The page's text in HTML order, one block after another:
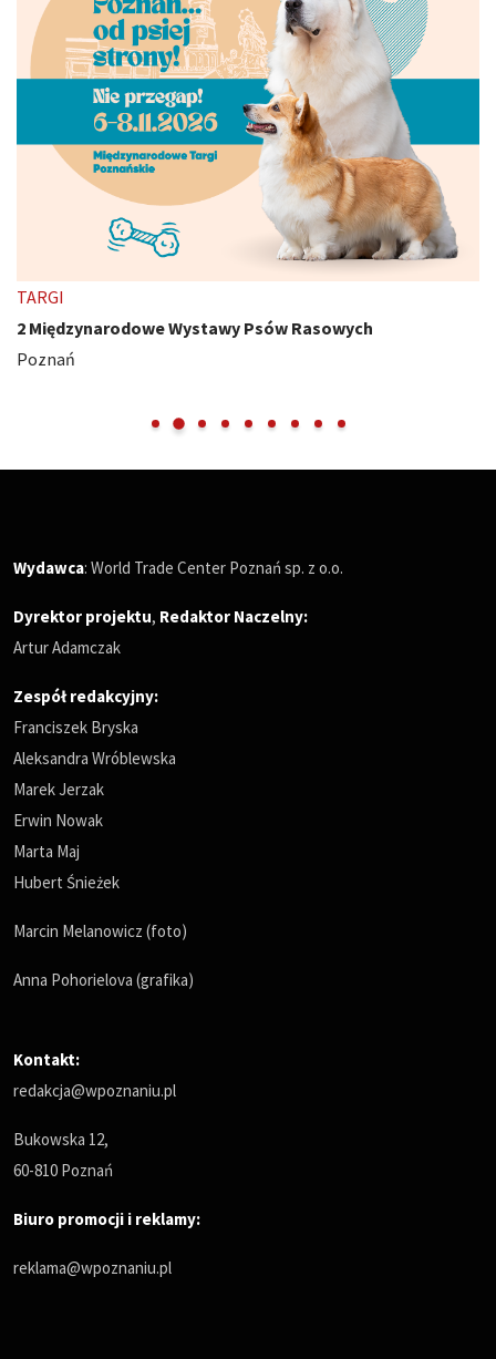
TARGI
2 Międzynarodowe Wystawy Psów Rasowych
Poznań
Wydawca: World Trade Center Poznań sp. z o.o.
Dyrektor projektu, Redaktor Naczelny:
Artur Adamczak
Zespół redakcyjny:
Franciszek Bryska
Aleksandra Wróblewska
Marek Jerzak
Erwin Nowak
Marta Maj
Hubert Śnieżek
Marcin Melanowicz (foto)
Anna Pohorielova (grafika)
Kontakt:
redakcja@wpoznaniu.pl
Bukowska 12,
60-810 Poznań
Biuro promocji i reklamy:
reklama@wpoznaniu.pl